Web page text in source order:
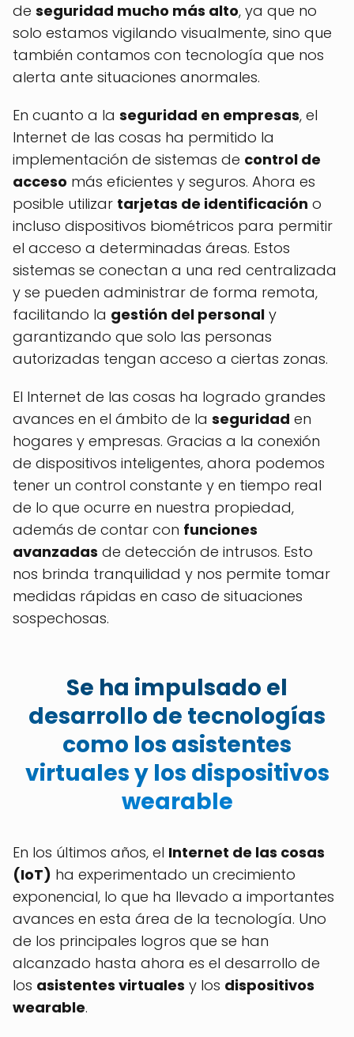
de seguridad mucho más alto, ya que no
solo estamos vigilando visualmente, sino que
también contamos con tecnología que nos
alerta ante situaciones anormales.
En cuanto a la seguridad en empresas, el
Internet de las cosas ha permitido la
implementación de sistemas de control de
acceso más eficientes y seguros. Ahora es
posible utilizar tarjetas de identificación o
incluso dispositivos biométricos para permitir
el acceso a determinadas áreas. Estos
sistemas se conectan a una red centralizada
y se pueden administrar de forma remota,
facilitando la gestión del personal y
garantizando que solo las personas
autorizadas tengan acceso a ciertas zonas.
El Internet de las cosas ha logrado grandes
avances en el ámbito de la seguridad en
hogares y empresas. Gracias a la conexión
de dispositivos inteligentes, ahora podemos
tener un control constante y en tiempo real
de lo que ocurre en nuestra propiedad,
además de contar con funciones
avanzadas de detección de intrusos. Esto
nos brinda tranquilidad y nos permite tomar
medidas rápidas en caso de situaciones
sospechosas.
Se ha impulsado el
desarrollo de tecnologías
como los asistentes
virtuales y los dispositivos
wearable
En los últimos años, el Internet de las cosas
(IoT) ha experimentado un crecimiento
exponencial, lo que ha llevado a importantes
avances en esta área de la tecnología. Uno
de los principales logros que se han
alcanzado hasta ahora es el desarrollo de
los asistentes virtuales y los dispositivos
wearable.